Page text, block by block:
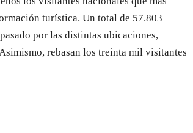
turística. Un total de 57.803
por las distintas ubicaciones,
rebasan los treinta mil visitantes